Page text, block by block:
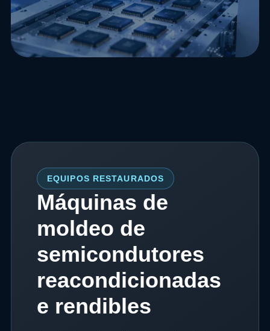
EQUIPOS RESTAURADOS
Máquinas de
moldeo de
semicondutores
reacondicionadas
e rendibles